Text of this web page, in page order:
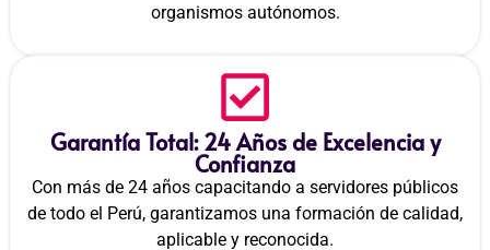
organismos autónomos.
Garantía Total: 24 Años de Excelencia y
Confianza
Con más de 24 años capacitando a servidores públicos
de todo el Perú, garantizamos una formación de calidad,
aplicable y reconocida.